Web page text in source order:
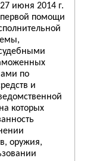
июня 2014 г.
помощи
по
и
которых
оружия,